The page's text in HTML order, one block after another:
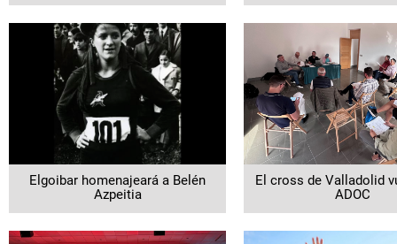
Elgoibar homenajeará a Belén
Azpeitia
El cross de Valladolid
ADOC